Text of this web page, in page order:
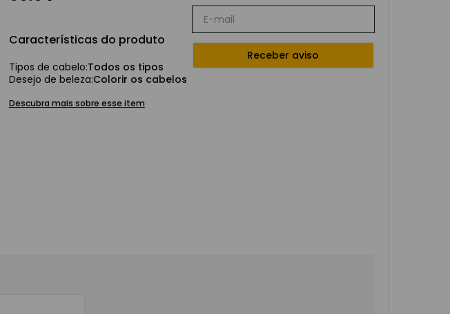
Características do produto
Tipos de cabelo:Todos os tipos
Desejo de beleza:Colorir os cabelos
Descubra mais sobre esse item